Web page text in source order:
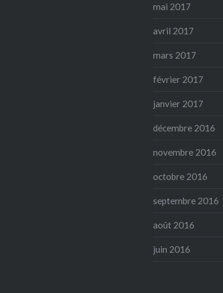
mai 2017
avril 2017
mars 2017
février 2017
janvier 2017
décembre 2016
novembre 2016
octobre 2016
septembre 2016
août 2016
juin 2016